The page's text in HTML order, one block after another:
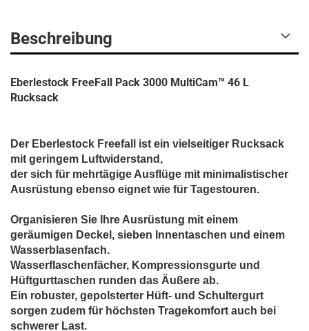
Beschreibung
Eberlestock FreeFall Pack 3000 MultiCam™ 46 L
Rucksack
Der Eberlestock Freefall ist ein vielseitiger Rucksack
mit geringem Luftwiderstand,
der sich für mehrtägige Ausflüge mit minimalistischer
Ausrüstung ebenso eignet wie für Tagestouren.
Organisieren Sie Ihre Ausrüstung mit einem
geräumigen Deckel, sieben Innentaschen und einem
Wasserblasenfach.
Wasserflaschenfächer, Kompressionsgurte und
Hüftgurttaschen runden das Äußere ab.
Ein robuster, gepolsterter Hüft- und Schultergurt
sorgen zudem für höchsten Tragekomfort auch bei
schwerer Last.